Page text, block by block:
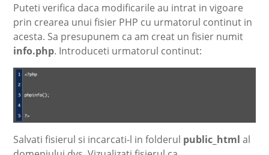
Puteti verifica daca modificarile au intrat in vigoare
prin crearea unui fisier PHP cu urmatorul continut in
acesta. Sa presupunem ca am creat un fisier numit
info.php. Introduceti urmatorul continut:
Salvati fisierul si incarcati-l in folderul public_html al